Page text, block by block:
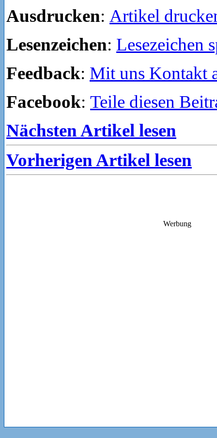
Ausdrucken: Artikel
Lesenzeichen: Lesezeichen
Feedback: Mit uns Kontakt
Facebook: Teile diesen
Nächsten Artikel lesen
Vorherigen Artikel lesen
Werbung